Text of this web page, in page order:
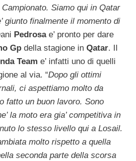
Siamo qui in Qatar
giunto finalmente il momento di
Pedrosa e’ pronto per dare
Gp della stagione in Qatar. Il
Team e’ infatti uno di quelli
al via. “Dopo gli ottimi
ci aspettiamo molto da
fatto un buon lavoro. Sono
la moto era gia’ competitiva in
lo stesso livello qui a Losail.
molto rispetto a quella
seconda parte della scorsa